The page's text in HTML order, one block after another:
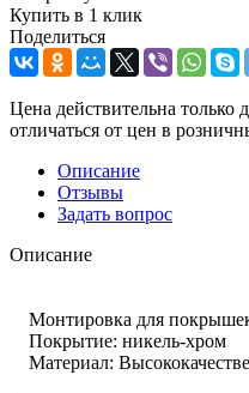
Купить в 1 клик
Поделиться
Цена действительна только
отличаться от цен в
Описание
Отзывы
Задать вопрос
Описание
Монтировка для
Покрытие: никель-хром
Материал: